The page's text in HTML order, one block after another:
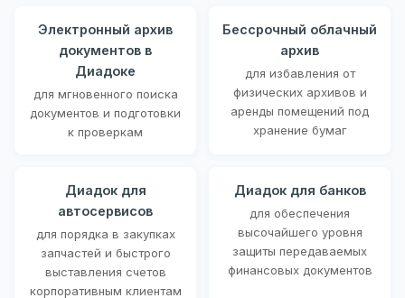
Электронный архив
документов в
Диадоке
для мгновенного поиска
документов и подготовки
к проверкам
Бессрочный облачный
архив
для избавления от
физических архивов и
аренды помещений под
хранение бумаг
Диадок для
автосервисов
для порядка в закупках
запчастей и быстрого
выставления счетов
корпоративным клиентам
Диадок для банков
для обеспечения
высочайшего уровня
защиты передаваемых
финансовых документов